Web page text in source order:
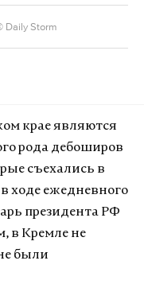
Daily Storm
крае являются
рода дебоширов
съехались в
ходе ежедневного
президента РФ
в Кремле не
были